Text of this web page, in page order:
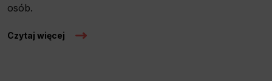
osób.
Czytaj więcej